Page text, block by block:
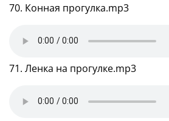
70. Конная прогулка.mp3
71. Ленка на прогулке.mp3